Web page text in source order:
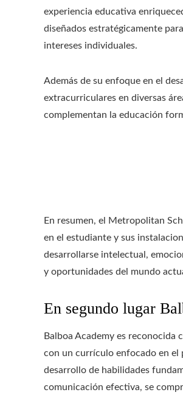
experiencia educativa
diseñados estratégicamente
intereses individuales.
Además de su enfoque en el
extracurriculares en diversas
complementan la educación
En resumen, el Metropolitan
en el estudiante y sus
desarrollarse intelectual,
y oportunidades del mundo
En segundo lugar
Balboa Academy es
con un currículo enfocado en el
desarrollo de habilidades
comunicación efectiva, se